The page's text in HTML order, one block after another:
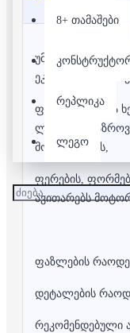
8+ თამაშები
რეპლიკა
ლეგო
უმაღლესი
ეკოლოგიურად
ფაზლის აწყობა
ლოგიკური
მობილიზებას,
ფერების,
ავითარებს
ფაზლების
დეტალების
რეკომენდებული